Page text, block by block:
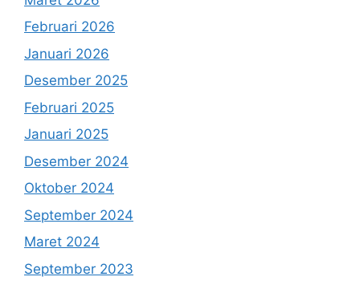
Februari 2026
Januari 2026
Desember 2025
Februari 2025
Januari 2025
Desember 2024
Oktober 2024
September 2024
Maret 2024
September 2023